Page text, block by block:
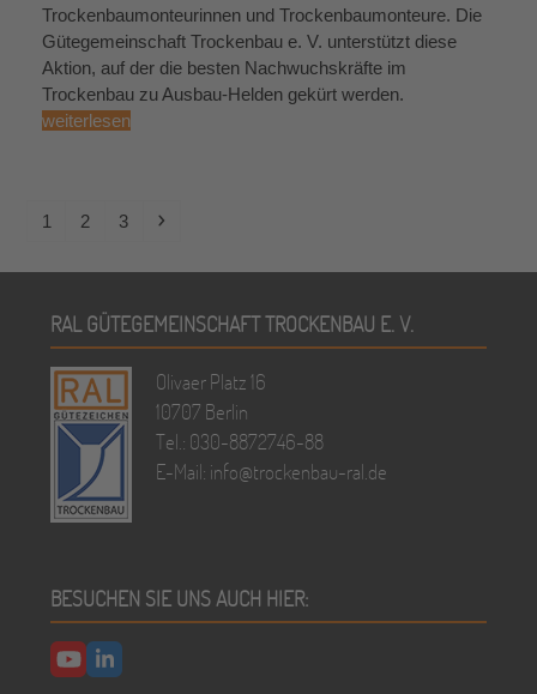
Trockenbaumonteurinnen und Trockenbaumonteure. Die
Gütegemeinschaft Trockenbau e. V. unterstützt diese
Aktion, auf der die besten Nachwuchskräfte im
Trockenbau zu Ausbau-Helden gekürt werden.
weiterlesen
Seite
1 Seite
2 Seite
3
RAL GÜTEGEMEINSCHAFT TROCKENBAU E. V.
Olivaer Platz 16
10707 Berlin
Tel.: 030-8872746-88
E-Mail: info@trockenbau-ral.de
BESUCHEN SIE UNS AUCH HIER:
YouTubeLinkedIn